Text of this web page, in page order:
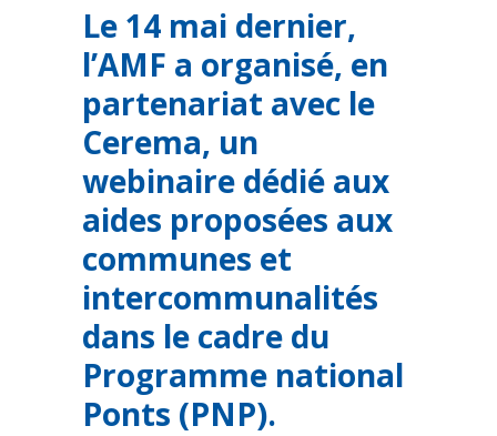
Le 14 mai dernier,
l’AMF a organisé, en
partenariat avec le
Cerema, un
webinaire dédié aux
aides proposées aux
communes et
intercommunalités
dans le cadre du
Programme national
Ponts (PNP).